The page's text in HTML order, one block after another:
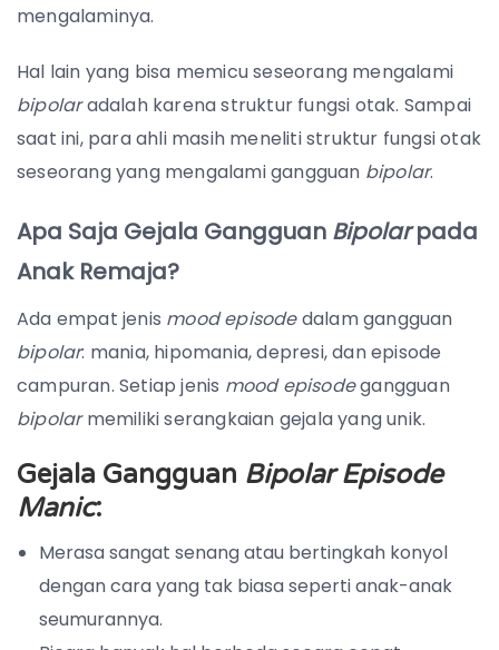
mengalaminya.
Hal lain yang bisa memicu seseorang mengalami
bipolaradalah karena struktur fungsi otak. Sampai
saat ini, para ahli masih meneliti struktur fungsi otak
seseorang yang mengalami gangguan bipolar.
Apa Saja Gejala Gangguan Bipolarpada
Anak Remaja?
Ada empat jenis mood episodedalam gangguan
bipolar: mania, hipomania, depresi, dan episode
campuran. Setiap jenis mood episodegangguan
bipolarmemiliki serangkaian gejala yang unik.
Gejala Gangguan Bipolar Episode
Manic:
Merasa sangat senang atau bertingkah konyol
dengan cara yang tak biasa seperti anak-anak
seumurannya.